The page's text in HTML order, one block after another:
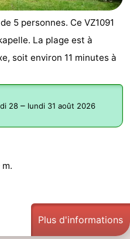
5 personnes. Ce VZ1091
La plage est à
soit environ 11 minutes à
28 – lundi 31 août 2026
Plus d'informations